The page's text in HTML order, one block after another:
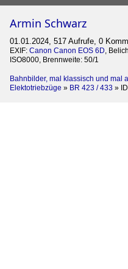
Armin Schwarz
01.01.2024, 517 Aufrufe, 0
EXIF: Canon Canon EOS 6D,
ISO8000, Brennweite: 50/1
Bahnbilder, mal klassisch und mal
Elektotriebzüge » BR 423 / 433 »